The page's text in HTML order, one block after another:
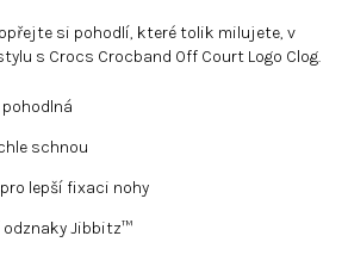
si pohodlí, které tolik milujete, v
s Crocs Crocband Off Court Logo Clog.
schnou
lepší fixaci nohy
Jibbitz™